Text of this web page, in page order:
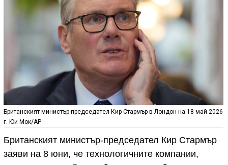
Британският министър-председател Кир Стармър в Лондон на 18 май 2026
г. Юи Мок/AP
Британският министър-председател Кир Стармър
заяви на 8 юни, че технологичните компании,